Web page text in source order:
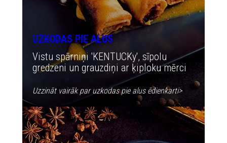
UZKODAS PIE ALUS
Vistu spārniņi 'KENTUCKy', sīpolu
gredzeni un grauzdiņi ar ķiploku mērci
Uzzināt vairāk par uzkodas pie alus ēdienkarti>